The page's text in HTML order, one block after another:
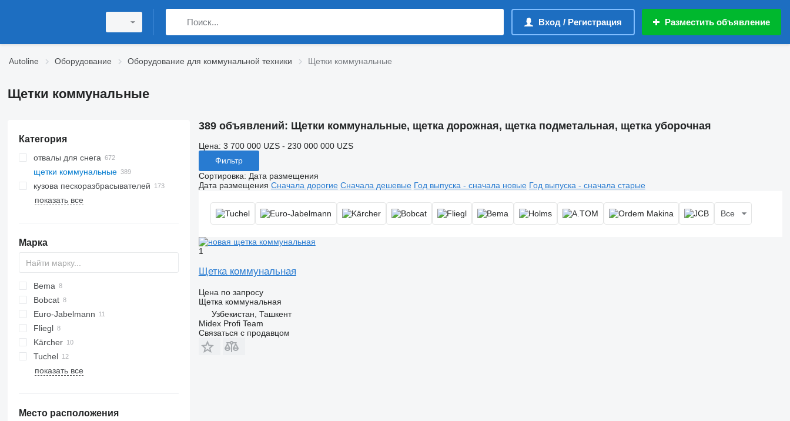
Вход / Регистрация Разместить объявление
Autoline Оборудование Оборудование для коммунальной техники Щетки коммунальные
Щетки коммунальные
Категория
отвалы для снега
щетки коммунальные
кузова пескоразбрасывателей
показать все
Марка
Bema
Bobcat
CK
MT
Euro-Jabelmann
Fliegl
Citymaster
R-series
Robot
Kärcher
Turbonet
Challenger
Swingo
Tuchel
W-series
показать все
Место расположения
389 объявлений: Щетки коммунальные, щетка дорожная, щетка подметальная, щетка уборочная
Цена: 3 700 000 UZS - 230 000 000 UZS
Фильтр
Сортировка: Дата размещения
Дата размещения Сначала дорогие Сначала дешевые Год выпуска - сначала новые Год выпуска - сначала старые
Все
1
Щетка коммунальная
Цена по запросу
Щетка коммунальная
Узбекистан, Ташкент
Midex Profi Team
Связаться с продавцом